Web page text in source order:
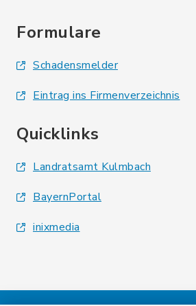
Formulare
Schadensmelder
Eintrag ins Firmenverzeichnis
Quicklinks
Landratsamt Kulmbach
BayernPortal
inixmedia